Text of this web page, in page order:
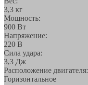
3,3 кг
Мощность:
900 Вт
Напряжение:
220 В
Сила удара:
3,3 Дж
Расположение двигателя:
Горизонтальное